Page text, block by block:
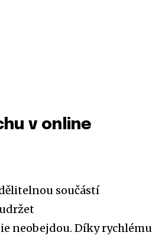
v online
součástí
neobejdou. Díky rychlému